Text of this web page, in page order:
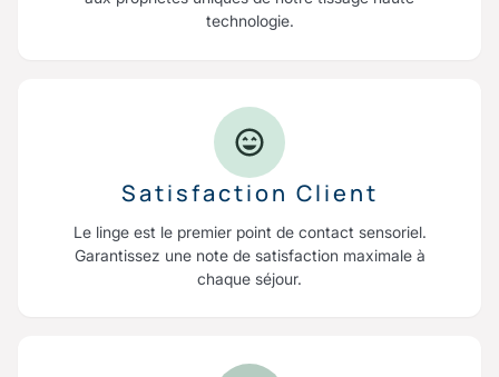
technologie.
Satisfaction Client
Le linge est le premier point de contact sensoriel.
Garantissez une note de satisfaction maximale à
chaque séjour.